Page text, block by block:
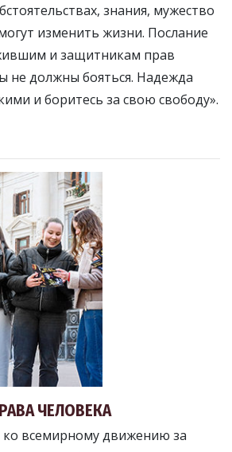
знания, мужество
изменить жизни. Послание
и защитникам прав
не должны бояться. Надежда
и боритесь за свою свободу».
ЧЕЛОВЕКА
ко всемирному движению за